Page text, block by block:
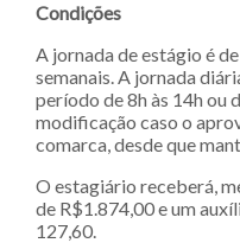
Condições
A jornada de estágio é
semanais. A jornada
período de 8h às 14h ou
modificação caso o
comarca, desde que
O estagiário receberá,
de R$1.874,00 e um
127,60.